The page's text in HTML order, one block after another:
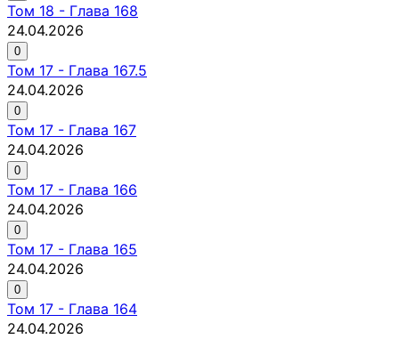
Том 18 - Глава 168
24.04.2026
0
Том 17 - Глава 167.5
24.04.2026
0
Том 17 - Глава 167
24.04.2026
0
Том 17 - Глава 166
24.04.2026
0
Том 17 - Глава 165
24.04.2026
0
Том 17 - Глава 164
24.04.2026